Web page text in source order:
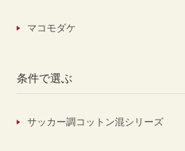
マコモダケ
条件で選ぶ
サッカー調コットン混シリーズ